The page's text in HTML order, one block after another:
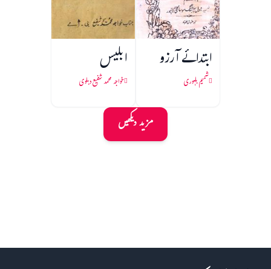
ابتدائے آرزو
شمیم بلہوری
ابلیس
خواجہ محمد شفیع دہلوی
مزید دیکھیں